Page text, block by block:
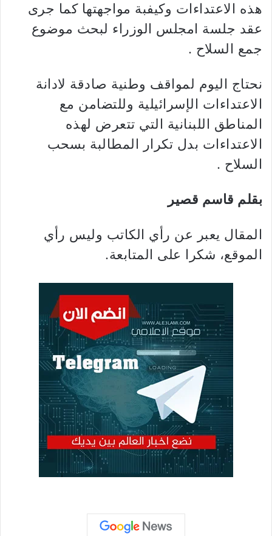
هذه الاعتداءات وكيفبة مواجهتها كما جرى
عقد جلسة امجلس الوزراء لبحث موضوع
جمع السلاح .
نحتاج اليوم لمواقف وطنية صادقة لادانة
الاعتداءات الإسرائيلية وللتضامن مع
المناطق اللبنانية التي تتعرض لهذه
الاعتداءات بدل تكرار المطالبة بسحب
السلاح .
بقلم قاسم قصير
المقال يعبر عن رأي الكاتب وليس رأي
الموقع، شكرا على المتابعة.